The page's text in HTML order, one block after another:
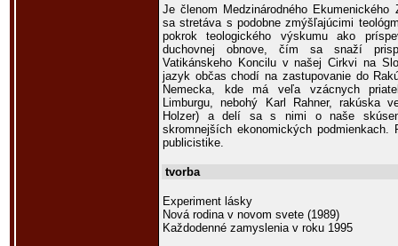
Je členom Medzinárodného Ekumenického
sa stretáva s podobne zmýšľajúcimi
pokrok teologického výskumu ako
duchovnej obnove, čím sa snaží
Vatikánskeho Koncilu v našej Cirkvi na
jazyk občas chodí na zastupovanie do
Nemecka, kde má veľa vzácnych
Limburgu, nebohý Karl Rahner, rakúska
Holzer) a delí sa s nimi o naše
skromnejších ekonomických
publicistike.
tvorba
Experiment lásky
Nová rodina v novom svete (1989)
Každodenné zamyslenia v roku 1995